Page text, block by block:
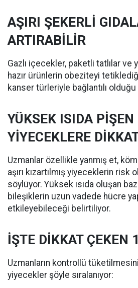
AŞIRI ŞEKERLİ
ARTIRABİLİR
Gazlı içecekler, paketli tatlılar ve
hazır ürünlerin obeziteyi
kanser türleriyle bağlantılı
YÜKSEK ISIDA PİŞEN
YİYECEKLERE
Uzmanlar özellikle yanmış et,
aşırı kızartılmış yiyeceklerin
söylüyor. Yüksek ısıda oluşan
bileşiklerin uzun vadede hücre
etkileyebileceği belirtiliyor.
İŞTE DİKKAT ÇEKEN
Uzmanların kontrollü
yiyecekler şöyle sıralanıyor: